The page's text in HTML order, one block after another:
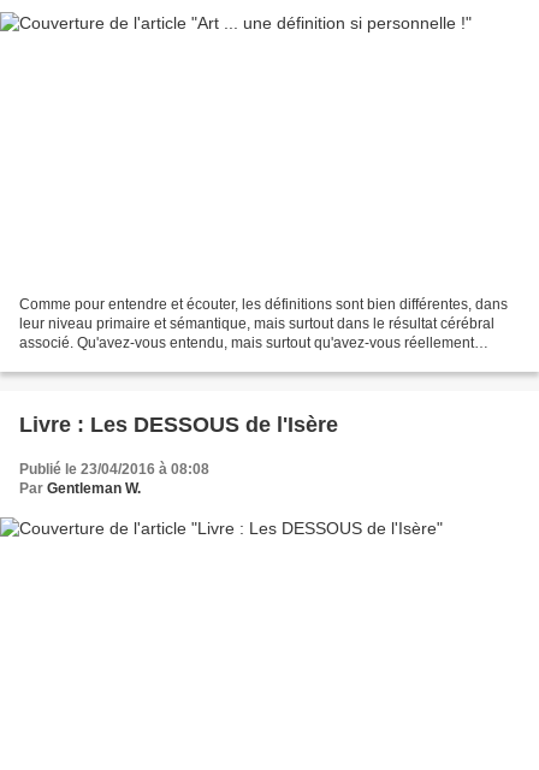
Comme pour entendre et écouter, les définitions sont bien différentes, dans
leur niveau primaire et sémantique, mais surtout dans le résultat cérébral
associé. Qu'avez-vous entendu, mais surtout qu'avez-vous réellement
Livre : Les DESSOUS de l'Isère
Publié le 23/04/2016 à 08:08
Par Gentleman W.